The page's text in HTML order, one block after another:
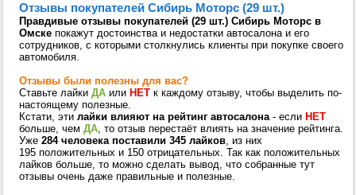
Отзывы покупателей Сибирь Моторс (29 шт.)
Правдивые отзывы покупателей (29 шт.) Сибирь Моторс в
Омске покажут достоинства и недостатки автосалона и его
сотрудников, с которыми столкнулись клиенты при покупке своего
автомобиля.
Отзывы были полезны для вас?
Ставьте лайки ДА или НЕТ к каждому отзыву, чтобы выделить по-
настоящему полезные.
Кстати, эти лайки влияют на рейтинг автосалона- если НЕТ
больше, чем ДА, то отзыв перестаёт влиять на значение рейтинга.
Уже 284 человека поставили 345 лайков, из них
195 положительных и 150 отрицательных. Так как положительных
лайков больше, то можно сделать вывод, что собранные тут
отзывы очень даже правильные и полезные.